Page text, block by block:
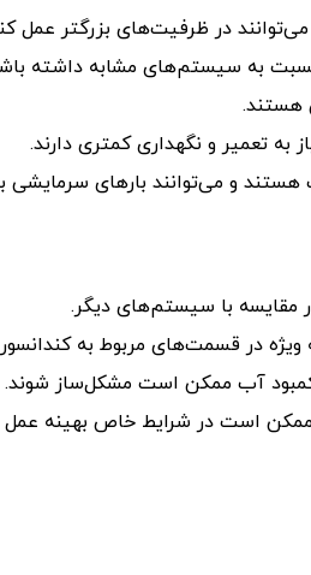
در ظرفیت‌های بزرگتر عمل
به سیستم‌های مشابه داشته
هستند.
به تعمیر و نگهداری کمتری دارند.
و می‌توانند بارهای سرمایشی
مقایسه با سیستم‌های دیگر.
در قسمت‌های مربوط به
کمبود آب ممکن است مشکل‌ساز شوند.
است در شرایط خاص بهینه عمل